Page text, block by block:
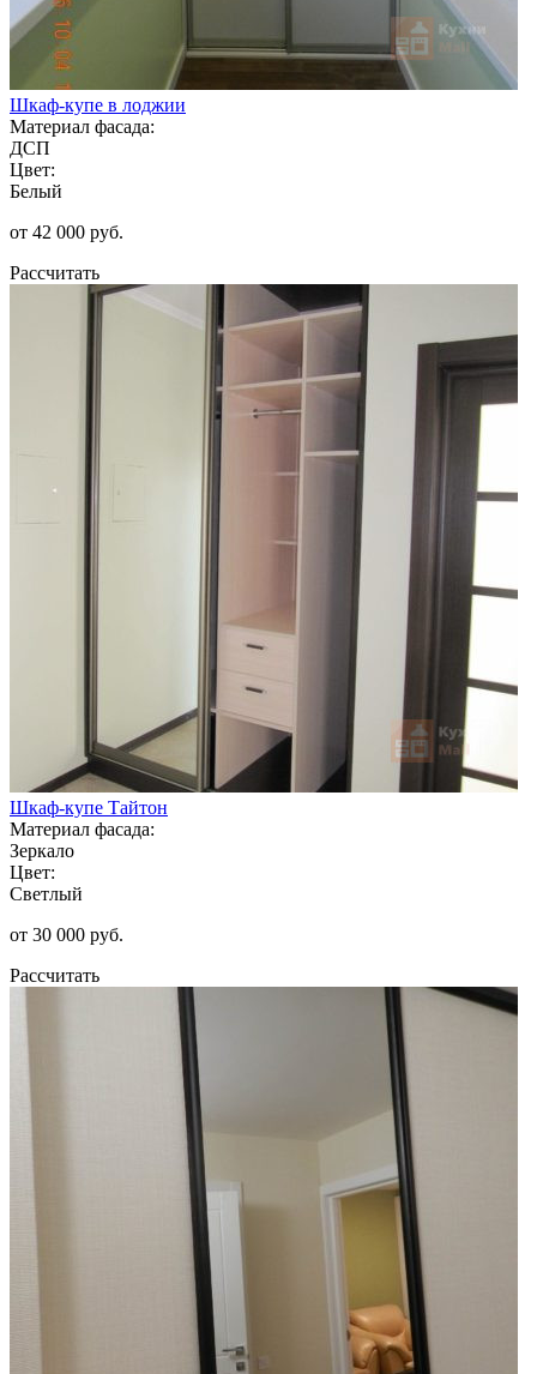
Шкаф-купе в лоджии
Материал фасада:
ДСП
Цвет:
Белый
от 42 000 руб.
Рассчитать
Шкаф-купе Тайтон
Материал фасада:
Зеркало
Цвет:
Светлый
от 30 000 руб.
Рассчитать